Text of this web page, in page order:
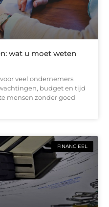
wat u moet weten
veel ondernemers
budget en tijd
mensen zonder goed
FINANCIEEL